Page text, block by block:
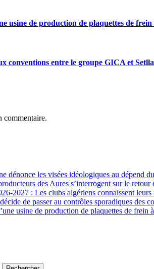
usine de production de plaquettes de frein
conventions entre le groupe GICA et
dénonce les visées idéologiques au dépend
des Aures s’interrogent sur le
2027 : Les clubs algériens connaissent
de passer au contrôles sporadiques des
usine de production de plaquettes de frein